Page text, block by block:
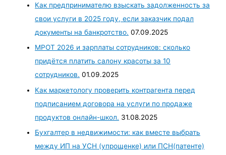
Как предпринимателю взыскать задолженность за
свои услуги в 2025 году, если заказчик подал
документы на банкротство. 07.09.2025
МРОТ 2026 и зарплаты сотрудников: сколько
придётся платить салону красоты за 10
сотрудников. 01.09.2025
Как маркетологу проверить контрагента перед
подписанием договора на услуги по продаже
продуктов онлайн-школ. 31.08.2025
Бухгалтер в недвижимости: как вместе выбрать
между ИП на УСН (упрощенке) или ПСН(патенте)